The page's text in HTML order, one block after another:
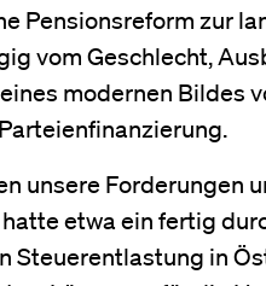
Pensionsreform zur
vom Geschlecht,
modernen Bildes
unsere Forderungen
etwa ein fertig
Steuerentlastung in